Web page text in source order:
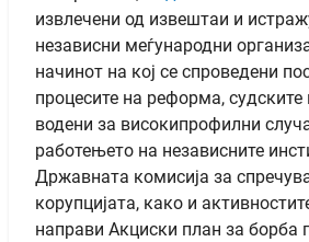
извлечени од извештаи и
независни меѓународни
начинот на кој се спроведени
процесите на реформа, судските
водени за високипрофилни
работењето на независните
Државната комисија за
корупцијата, како и
направи Акциски план за борба